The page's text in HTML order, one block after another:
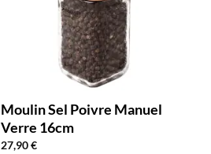
Moulin Sel Poivre Manuel
Verre 16cm
27,90€